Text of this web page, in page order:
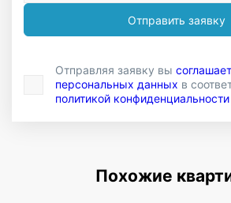
Отправить заявку
Отправляя заявку вы
персональных данных в
политикой конфиденциальности
Похожие